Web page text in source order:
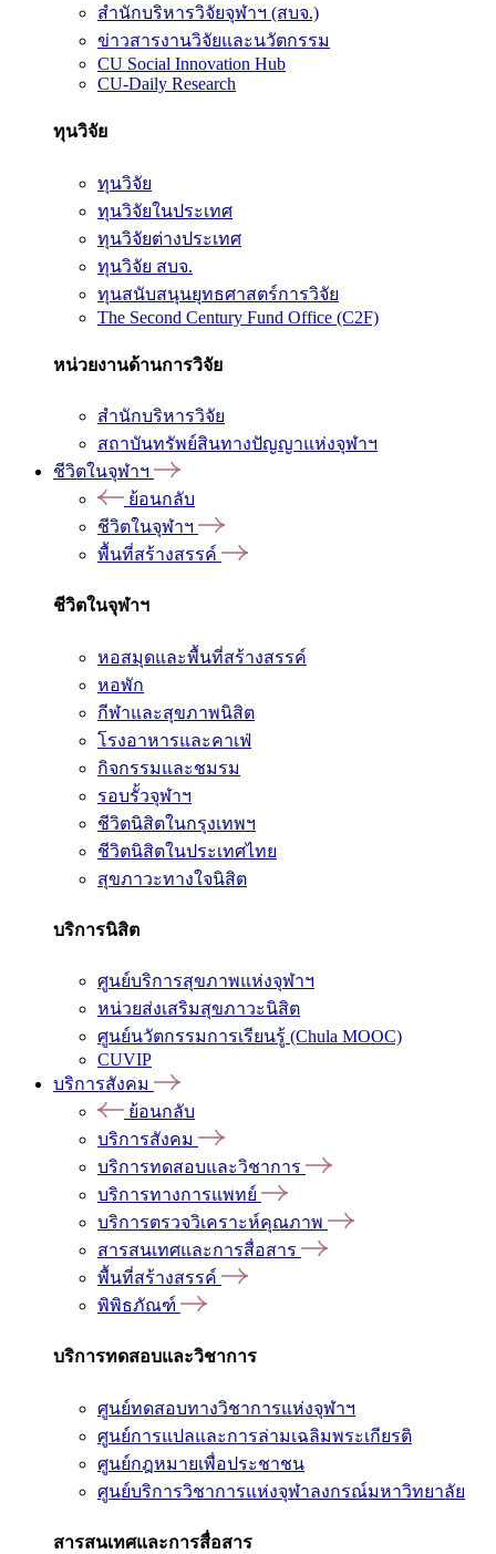
สำนักบริหารวิจัยจุฬาฯ (สบจ.)
ข่าวสารงานวิจัยและนวัตกรรม
CU Social Innovation Hub
CU-Daily Research
ทุนวิจัย
ทุนวิจัย
ทุนวิจัยในประเทศ
ทุนวิจัยต่างประเทศ
ทุนวิจัย สบจ.
ทุนสนับสนุนยุทธศาสตร์การวิจัย
The Second Century Fund Office (C2F)
หน่วยงานด้านการวิจัย
สำนักบริหารวิจัย
สถาบันทรัพย์สินทางปัญญาแห่งจุฬาฯ
ชีวิตในจุฬาฯ
ย้อนกลับ
ชีวิตในจุฬาฯ
พื้นที่สร้างสรรค์
ชีวิตในจุฬาฯ
หอสมุดและพื้นที่สร้างสรรค์
หอพัก
กีฬาและสุขภาพนิสิต
โรงอาหารและคาเฟ่
กิจกรรมและชมรม
รอบรั้วจุฬาฯ
ชีวิตนิสิตในกรุงเทพฯ
ชีวิตนิสิตในประเทศไทย
สุขภาวะทางใจนิสิต
บริการนิสิต
ศูนย์บริการสุขภาพแห่งจุฬาฯ
หน่วยส่งเสริมสุขภาวะนิสิต
ศูนย์นวัตกรรมการเรียนรู้ (Chula MOOC)
CUVIP
บริการสังคม
ย้อนกลับ
บริการสังคม
บริการทดสอบและวิชาการ
บริการทางการแพทย์
บริการตรวจวิเคราะห์คุณภาพ
สารสนเทศและการสื่อสาร
พื้นที่สร้างสรรค์
พิพิธภัณฑ์
บริการทดสอบและวิชาการ
ศูนย์ทดสอบทางวิชาการแห่งจุฬาฯ
ศูนย์การแปลและการล่ามเฉลิมพระเกียรติ
ศูนย์กฎหมายเพื่อประชาชน
ศูนย์บริการวิชาการแห่งจุฬาลงกรณ์มหาวิทยาลัย
สารสนเทศและการสื่อสาร